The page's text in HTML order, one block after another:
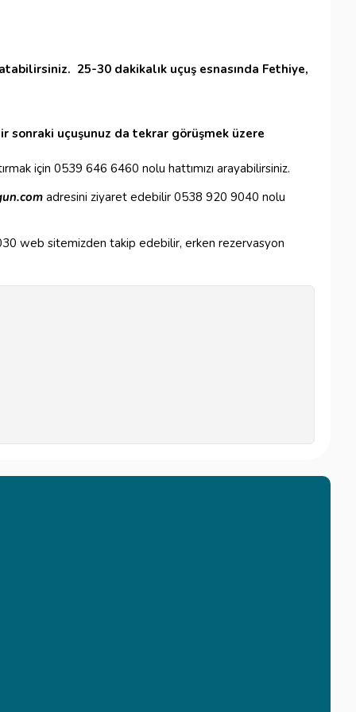
25-30 dakikalık uçuş esnasında Fethiye,
sonraki uçuşunuz da tekrar görüşmek üzere
için 0539 646 6460 nolu hattımızı arayabilirsiniz.
adresini ziyaret edebilir 0538 920 9040 nolu
web sitemizden takip edebilir, erken rezervasyon